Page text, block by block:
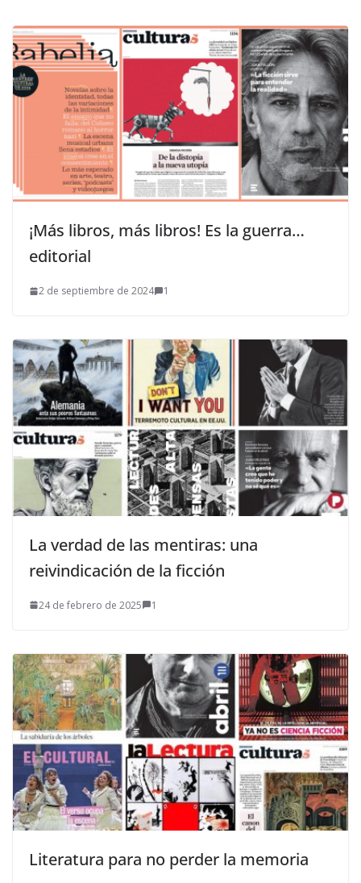
¡Más libros, más libros! Es la guerra…
editorial
2 de septiembre de 2024 1
La verdad de las mentiras: una
reivindicación de la ficción
24 de febrero de 2025 1
Literatura para no perder la memoria